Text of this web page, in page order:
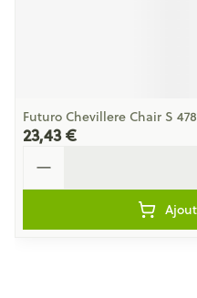
Futuro Chevillere Chair S
23,43 €